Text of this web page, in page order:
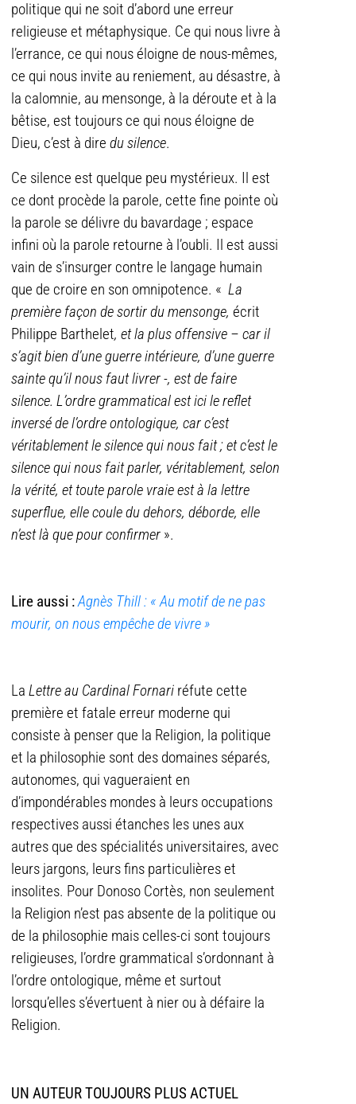
politique qui ne soit d’abord une erreur
religieuse et métaphysique. Ce qui nous livre à
l’errance, ce qui nous éloigne de nous-mêmes,
ce qui nous invite au reniement, au désastre, à
la calomnie, au mensonge, à la déroute et à la
bêtise, est toujours ce qui nous éloigne de
Dieu, c’est à dire du silence.
Ce silence est quelque peu mystérieux. Il est
ce dont procède la parole, cette fine pointe où
la parole se délivre du bavardage ; espace
infini où la parole retourne à l’oubli. Il est aussi
vain de s’insurger contre le langage humain
que de croire en son omnipotence. « La
première façon de sortir du mensonge, écrit
Philippe Barthelet, et la plus offensive – car il
s’agit bien d’une guerre intérieure, d’une guerre
sainte qu’il nous faut livrer -, est de faire
silence. L’ordre grammatical est ici le reflet
inversé de l’ordre ontologique, car c’est
véritablement le silence qui nous fait ; et c’est le
silence qui nous fait parler, véritablement, selon
la vérité, et toute parole vraie est à la lettre
superflue, elle coule du dehors, déborde, elle
n’est là que pour confirmer ».
Lire aussi :Agnès Thill : « Au motif de ne pas
mourir, on nous empêche de vivre »
La Lettre au Cardinal Fornari réfute cette
première et fatale erreur moderne qui
consiste à penser que la Religion, la politique
et la philosophie sont des domaines séparés,
autonomes, qui vagueraient en
d’impondérables mondes à leurs occupations
respectives aussi étanches les unes aux
autres que des spécialités universitaires, avec
leurs jargons, leurs fins particulières et
insolites. Pour Donoso Cortès, non seulement
la Religion n’est pas absente de la politique ou
de la philosophie mais celles-ci sont toujours
religieuses, l’ordre grammatical s’ordonnant à
l’ordre ontologique, même et surtout
lorsqu’elles s’évertuent à nier ou à défaire la
Religion.
UN AUTEUR TOUJOURS PLUS ACTUEL